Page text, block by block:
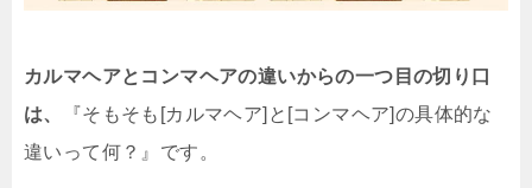
カルマヘアとコンマヘアの違いからの一つ目の切り口
は、
『そもそも[カルマヘア]と[コンマヘア]の具体的な
違いって何？』です。